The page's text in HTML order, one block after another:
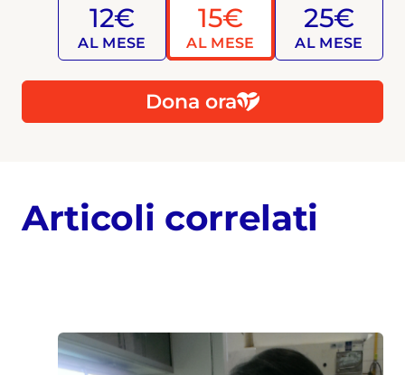
12€
AL MESE
15€
AL MESE
25€
AL MESE
Dona ora
Articoli correlati